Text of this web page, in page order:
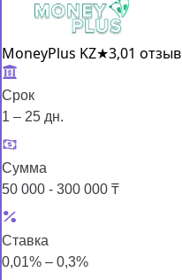
MoneyPlus KZ★3,01 отзыв
Срок
1 – 25 дн.
Сумма
50 000 - 300 000 ₸
Ставка
0,01% – 0,3%